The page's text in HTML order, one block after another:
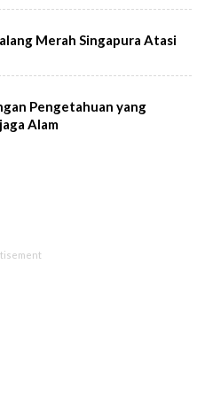
Merah Singapura Atasi
Pengetahuan yang
Alam